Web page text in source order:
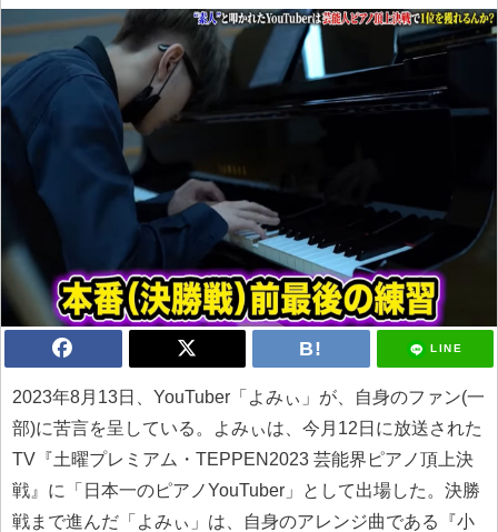
LINE
2023年8月13日、YouTuber「よみぃ」が、自身のファン(一
部)に苦言を呈している。よみぃは、今月12日に放送された
TV『土曜プレミアム・TEPPEN2023 芸能界ピアノ頂上決
戦』に「日本一のピアノYouTuber」として出場した。決勝
戦まで進んだ「よみぃ」は、自身のアレンジ曲である『小